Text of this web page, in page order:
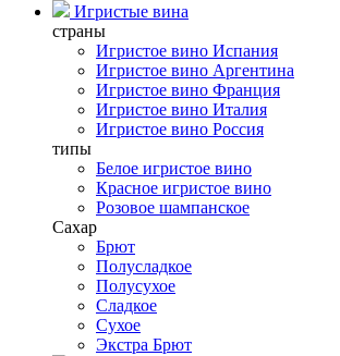
Игристые вина
страны
Игристое вино Испания
Игристое вино Аргентина
Игристое вино Франция
Игристое вино Италия
Игристое вино Россия
типы
Белое игристое вино
Красное игристое вино
Розовое шампанское
Сахар
Брют
Полусладкое
Полусухое
Сладкое
Сухое
Экстра Брют